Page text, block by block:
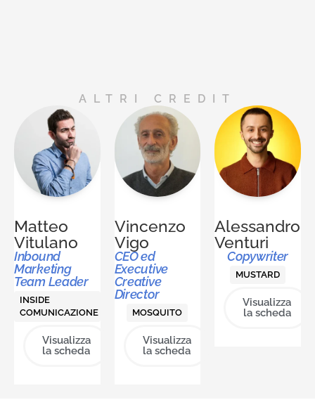
ALTRI CREDIT
Matteo
Vitulano
Inbound
Marketing
Team Leader
INSIDE
COMUNICAZIONE
Visualizza
la scheda
Vincenzo
Vigo
CEO ed
Executive
Creative
Director
MOSQUITO
Visualizza
la scheda
Alessandro
Venturi
Copywriter
MUSTARD
Visualizza
la scheda